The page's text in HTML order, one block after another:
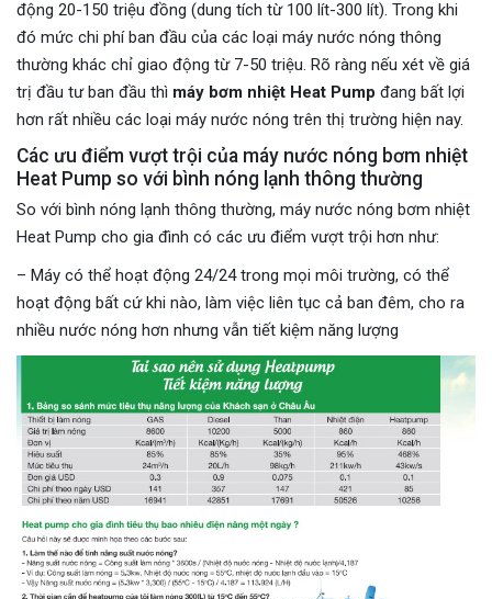
động 20-150 triệu đồng (dung tích từ 100 lít-300 lít). Trong khi
đó mức chi phí ban đầu của các loại máy nước nóng thông
thường khác chỉ giao động từ 7-50 triệu. Rõ ràng nếu xét về giá
trị đầu tư ban đầu thì máy bơm nhiệt Heat Pump đang bất lợi
hơn rất nhiều các loại máy nước nóng trên thị trường hiện nay.
Các ưu điểm vượt trội của máy nước nóng bơm nhiệt
Heat Pump so với bình nóng lạnh thông thường
So với bình nóng lạnh thông thường, máy nước nóng bơm nhiệt
Heat Pump cho gia đình có các ưu điểm vượt trội hơn như:
– Máy có thể hoạt động 24/24 trong mọi môi trường, có thể
hoạt động bất cứ khi nào, làm việc liên tục cả ban đêm, cho ra
nhiều nước nóng hơn nhưng vẫn tiết kiệm năng lượng